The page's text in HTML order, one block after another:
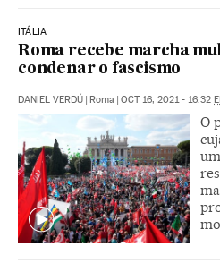
ITÁLIA
Roma recebe marcha
condenar o fascismo
DANIEL VERDÚ Roma OCT 16, 2021 - 16:32
O